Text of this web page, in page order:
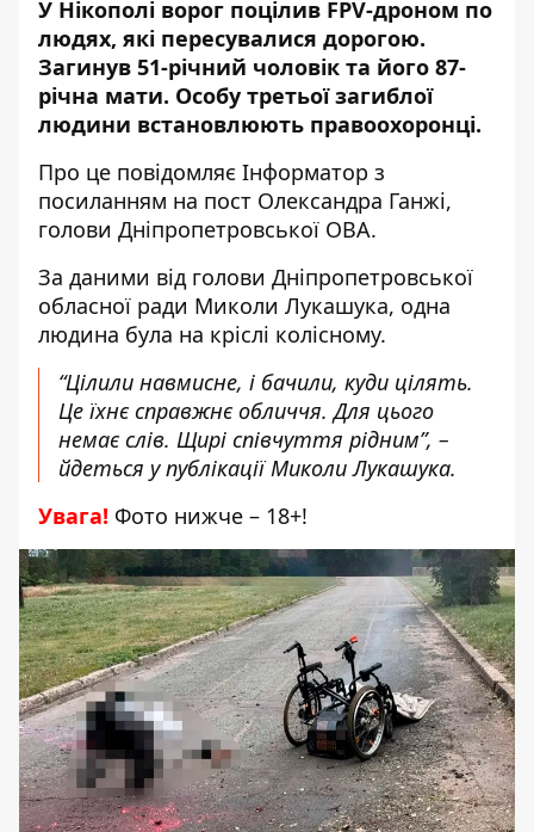
У Нікополі ворог поцілив FPV-дроном по
людях, які пересувалися дорогою.
Загинув 51-річний чоловік та його 87-
річна мати. Особу третьої загиблої
людини встановлюють правоохоронці.
Про це повідомляє Інформатор з
посиланням на пост Олександра Ганжі,
голови Дніпропетровської ОВА.
За даними від голови Дніпропетровської
обласної ради Миколи Лукашука, одна
людина була на кріслі колісному.
“Цілили навмисне, і бачили, куди цілять.
Це їхнє справжнє обличчя. Для цього
немає слів. Щирі співчуття рідним”, –
йдеться у публікації Миколи Лукашука.
Увага! Фото нижче – 18+!